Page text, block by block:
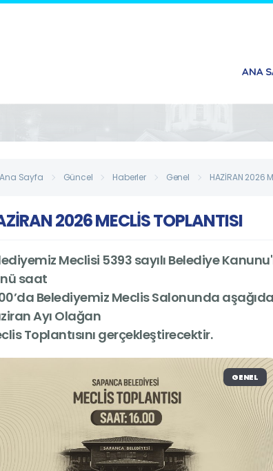
ANA
Ana Sayfa Güncel Haberler Genel HAZİRAN 2026
2026 MECLİS TOPLANTISI
Meclisi 5393 sayılı Belediye
saat
Belediyemiz Meclis Salonunda
Ayı Olağan
Toplantısını gerçekleştirecektir.
GENEL